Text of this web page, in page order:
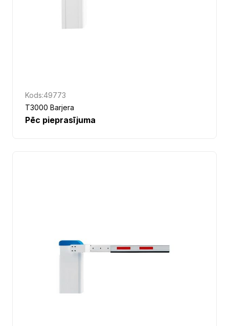
Kods:49773
T3000 Barjera
Pēc pieprasījuma